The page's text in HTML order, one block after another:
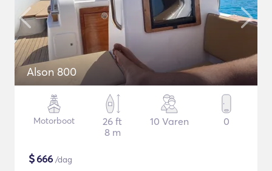
Alson 800
Motorboot
26 ft
8 m
10 Varen 0
$666 /dag